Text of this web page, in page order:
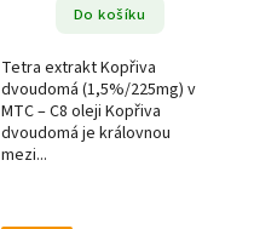
Do košíku
Tetra extrakt Kopřiva
dvoudomá (1,5%/225mg) v
MTC – C8 oleji Kopřiva
dvoudomá je královnou
mezi...